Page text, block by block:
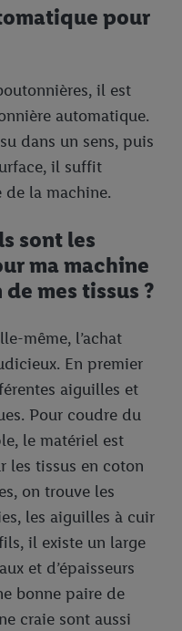
pour
il est
automatique.
dans un sens, puis
il suffit
de la machine.
sont les
ma machine
mes tissus ?
même, l’achat
En premier
aiguilles et
Pour coudre du
le matériel est
les tissus en coton
on trouve les
les aiguilles à cuir
il existe un large
et d’épaisseurs
bonne paire de
craie sont aussi